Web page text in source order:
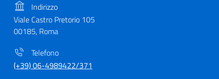
Indirizzo
Viale Castro Pretorio 105
00185, Roma
Telefono
(+39) 06-4989422/371